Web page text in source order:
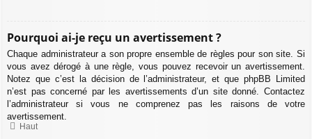
Pourquoi ai-je reçu un avertissement ?
Chaque administrateur a son propre ensemble de règles pour son site. Si
vous avez dérogé à une règle, vous pouvez recevoir un avertissement.
Notez que c’est la décision de l’administrateur, et que phpBB Limited
n’est pas concerné par les avertissements d’un site donné. Contactez
l’administrateur si vous ne comprenez pas les raisons de votre
avertissement.
Haut